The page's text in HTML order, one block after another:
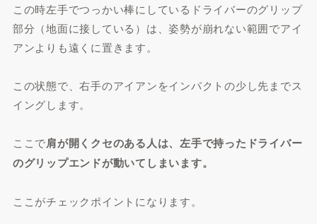
この時左手でつっかい棒にしているドライバーのグリップ
部分（地面に接している）は、姿勢が崩れない範囲でアイ
アンよりも遠くに置きます。
この状態で、右手のアイアンをインパクトの少し先までス
イングします。
ここで肩が開くクセのある人は、左手で持ったドライバー
のグリップエンドが動いてしまいます。
ここがチェックポイントになります。